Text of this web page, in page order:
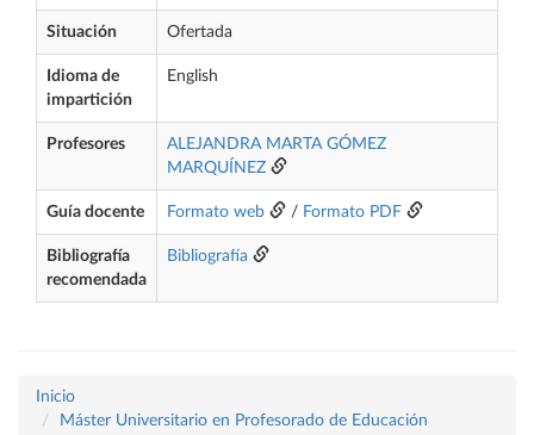
Situación Ofertada
Idioma de
impartición
English
Profesores
ALEJANDRA MARTA GÓMEZ
MARQUÍNEZ
Guía docente Formato web / Formato PDF
Bibliografía
recomendada
Bibliografía
Inicio
Máster Universitario en Profesorado de Educación